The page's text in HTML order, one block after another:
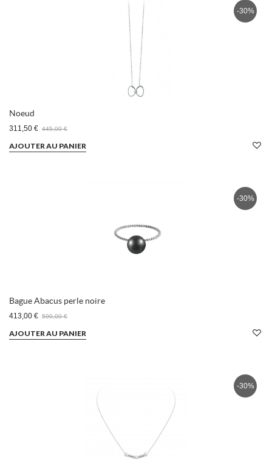
Noeud
311,50 € 445,00 €
-30%
AJOUTER AU PANIER
Bague Abacus perle noire
413,00 € 590,00 €
-30%
AJOUTER AU PANIER
-30%